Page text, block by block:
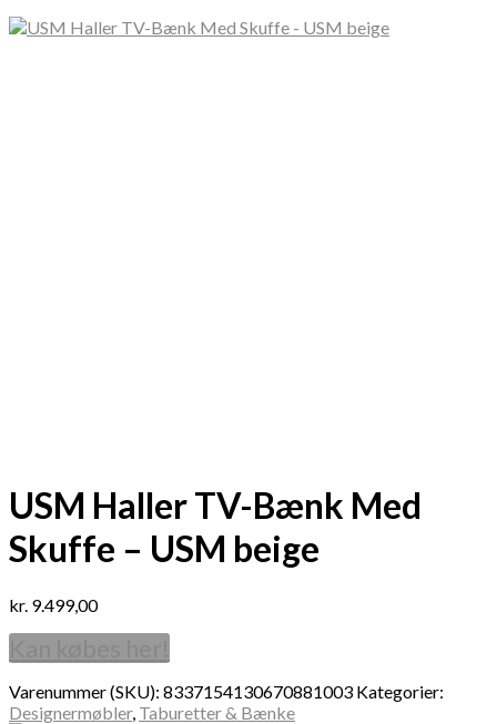
USM Haller TV-Bænk Med
Skuffe – USM beige
kr. 9.499,00
Varenummer (SKU): 8337154130670881003 Kategorier:
Designermøbler, Taburetter & Bænke